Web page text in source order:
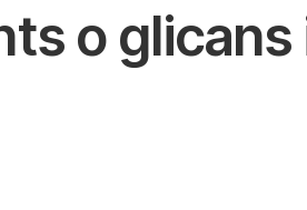
o glicans